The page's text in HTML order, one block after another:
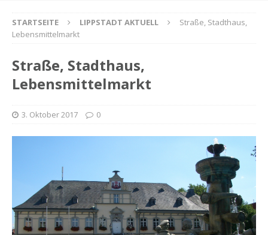
STARTSEITE LIPPSTADT AKTUELL
Straße, Stadthaus,
Lebensmittelmarkt
Straße, Stadthaus,
Lebensmittelmarkt
3. Oktober 2017 0